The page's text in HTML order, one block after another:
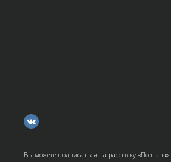
Вы можете подписаться на рассылку «Полтава»!